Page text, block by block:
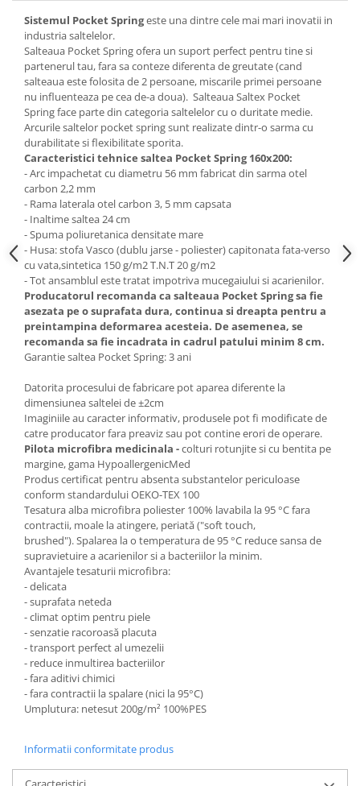
Mobila camera copii
Scaune birou pentru copii
Saltele patuturi copii
Paturi copii
Masa si scaune gradinita
Seturi comode living si dormitor
Sistemul Pocket Springeste una dintre cele mai mari inovatii in
industria saltelelor.
Salteaua Pocket Spring ofera un suport perfect pentru tine si
partenerul tau, fara sa conteze diferenta de greutate (cand
salteaua este folosita de 2 persoane, miscarile primei persoane
nu influenteaza pe cea de-a doua). Salteaua Saltex Pocket
Spring face parte din categoria saltelelor cu o duritate medie.
Arcurile saltelor pocket spring sunt realizate dintr-o sarma cu
durabilitate si flexibilitate sporita.
Caracteristici tehnice saltea Pocket Spring 160x200:
- Arc impachetat cu diametru 56 mm fabricat din sarma otel
carbon 2,2 mm
- Rama laterala otel carbon 3, 5 mm capsata
- Inaltime saltea 24 cm
- Spuma poliuretanica densitate mare
- Husa: stofa Vasco (dublu jarse - poliester) capitonata fata-verso
cu vata,sintetica 150 g/m2 T.N.T 20 g/m2
- Tot ansamblul este tratat impotriva mucegaiului si acarienilor.
Producatorul recomanda ca salteaua Pocket Spring sa fie
asezata pe o suprafata dura, continua si dreapta pentru a
preintampina deformarea acesteia. De asemenea, se
recomanda sa fie incadrata in cadrul patului minim 8 cm.
Garantie saltea Pocket Spring: 3 ani
Datorita procesului de fabricare pot aparea diferente la
dimensiunea saltelei de ±2cm
Imaginiile au caracter informativ, produsele pot fi modificate de
catre producator fara preaviz sau pot contine erori de operare.
Pilota microfibra medicinala -colturi rotunjite si cu bentita pe
margine, gama HypoallergenicMed
Produs certificat pentru absenta substantelor periculoase
conform standardului OEKO-TEX 100
Tesatura alba microfibra poliester 100% lavabila la 95 °C fara
contractii, moale la atingere, periată ("soft touch,
brushed"). Spalarea la o temperatura de 95 °C reduce sansa de
supravietuire a acarienilor si a bacteriilor la minim.
Avantajele tesaturii microfibra:
- delicata
- suprafata neteda
- climat optim pentru piele
- senzatie racoroasă placuta
- transport perfect al umezelii
- reduce inmultirea bacteriilor
- fara aditivi chimici
- fara contractii la spalare (nici la 95°C)
Umplutura: netesut 200g/m² 100%PES
Informatii conformitate produs